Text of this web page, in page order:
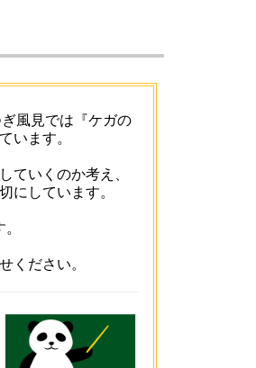
風見では『ケガの
います。
ていくのか考え、
にしています。
ください。